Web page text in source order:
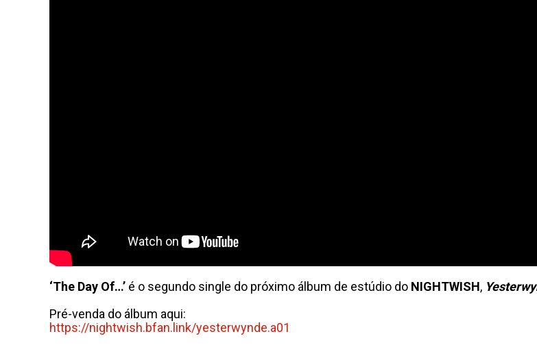
‘The Day Of…’ é o segundo single do próximo álbum de estúdio do NIGHTWISH,
Pré-venda do álbum aqui:
https://nightwish.bfan.link/yesterwynde.a01